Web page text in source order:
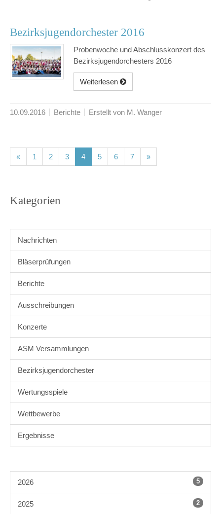
Bezirksjugendorchester 2016
Probenwoche und Abschlusskonzert des
Bezirksjugendorchesters 2016
Weiterlesen
10.09.2016 Berichte Erstellt von M. Wanger
« 1 (current)
2(current)
3(current)
4(current)
5(current)
6(current)
7(current)
»
Kategorien
Nachrichten
Bläserprüfungen
Berichte
Ausschreibungen
Konzerte
ASM Versammlungen
Bezirksjugendorchester
Wertungsspiele
Wettbewerbe
Ergebnisse
2026 5
2025 2